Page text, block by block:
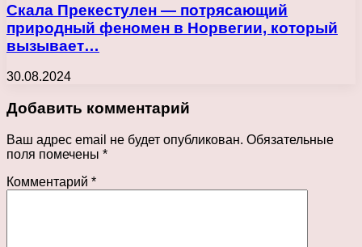
Скала Прекестулен — потрясающий
природный феномен в Норвегии, который
вызывает…
30.08.2024
Добавить комментарий
Ваш адрес email не будет опубликован. Обязательные
поля помечены *
Комментарий *